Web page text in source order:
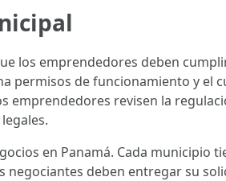
los emprendedores deben
permisos de funcionamiento y el
emprendedores revisen la
en Panamá. Cada municipio
deben entregar su